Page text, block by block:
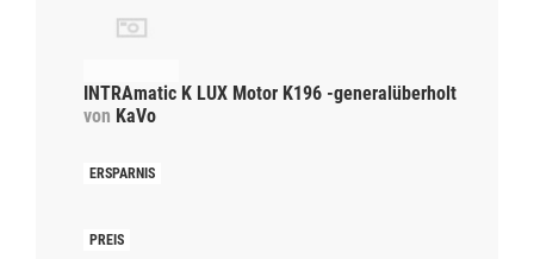
INTRAmatic K LUX Motor K196 -generalüberholt
von KaVo